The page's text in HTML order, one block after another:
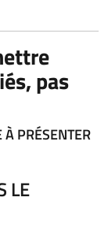
pas
À PRÉSENTER
LE